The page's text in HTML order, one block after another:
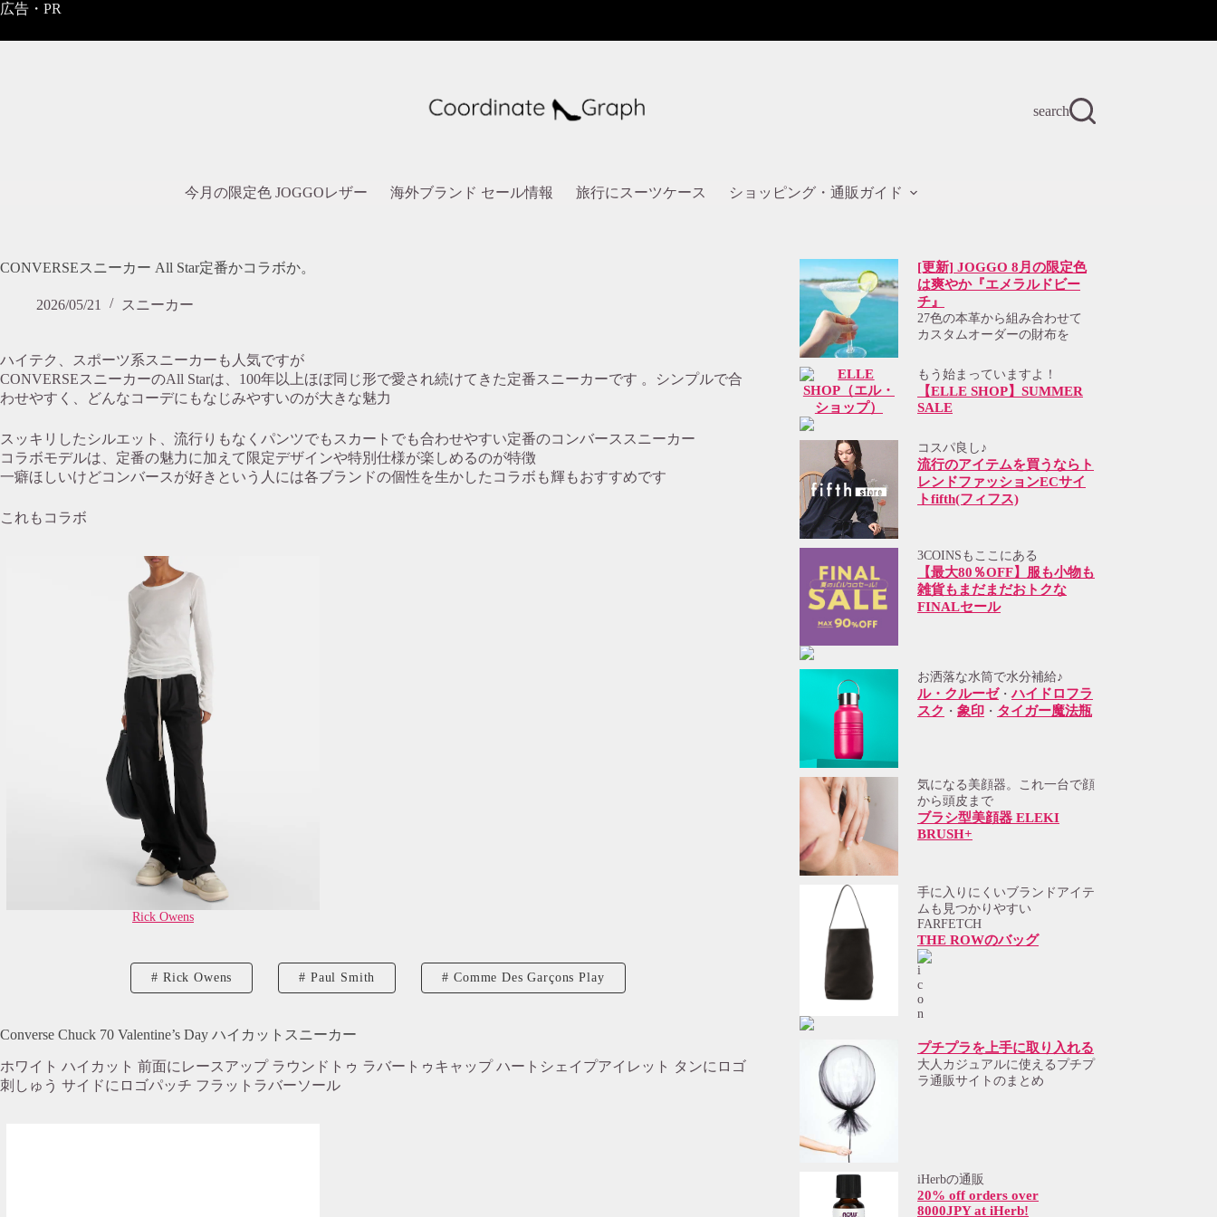
コ
テ
広告・PR
search
今月の限定色 JOGGOレザー 海外ブランド セール情報 旅行にスーツケース ショッピング・通販ガイド
CONVERSEスニーカー All Star定番かコラボか。
2026/05/21 スニーカー
ハイテク、スポーツ系スニーカーも人気ですが
CONVERSEスニーカーのAll Starは、100年以上ほぼ同じ形で愛され続けてきた定番スニーカーです 。シンプルで合
わせやすく、どんなコーデにもなじみやすいのが大きな魅力
スッキリしたシルエット、流行りもなくパンツでもスカートでも合わせやすい定番のコンバーススニーカー
コラボモデルは、定番の魅力に加えて限定デザインや特別仕様が楽しめるのが特徴
一癖ほしいけどコンバースが好きという人には各ブランドの個性を生かしたコラボも輝もおすすめです
これもコラボ
Rick Owens
Rick Owens Paul Smith Comme Des Garçons Play
Converse Chuck 70 Valentine’s Day ハイカットスニーカー
ホワイト ハイカット 前面にレースアップ ラウンドトゥ ラバートゥキャップ ハートシェイプアイレット タンにロゴ
刺しゅう サイドにロゴパッチ フラットラバーソール
[更新] JOGGO 8月の限定色
は爽やか『エメラルドビー
チ』
27色の本革から組み合わせて
カスタムオーダーの財布を
もう始まっていますよ！
【ELLE SHOP】SUMMER
SALE
コスパ良し♪
流行のアイテムを買うならト
レンドファッションECサイ
トfifth(フィフス)
3COINSもここにある
【最大80％OFF】服も小物も
雑貨もまだまだおトクな
FINALセール
お洒落な水筒で水分補給♪
ル・クルーゼ・ハイドロフラ
スク ・象印 ・ タイガー魔法瓶
気になる美顔器。これ一台で顔
から頭皮まで
ブラシ型美顔器 ELEKI
BRUSH+
手に入りにくいブランドアイテ
ムも見つかりやすい
FARFETCH
THE ROWのバッグ
プチプラを上手に取り入れる
大人カジュアルに使えるプチプ
ラ通販サイトのまとめ
iHerbの通販
20% off orders over
8000JPY at iHerb!